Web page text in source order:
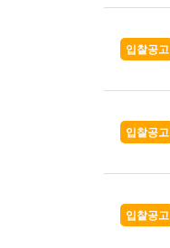
입찰공고
입찰공고
입찰공고